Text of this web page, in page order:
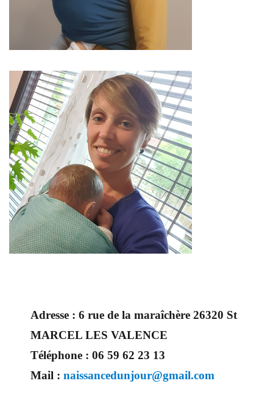
Adresse : 6 rue de la maraîchère 26320 St
MARCEL LES VALENCE
Téléphone : 06 59 62 23 13
Mail : naissancedunjour@gmail.com